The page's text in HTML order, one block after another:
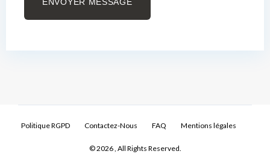
Politique RGPD Contactez-Nous FAQ Mentions légales
© 2026 , All Rights Reserved.